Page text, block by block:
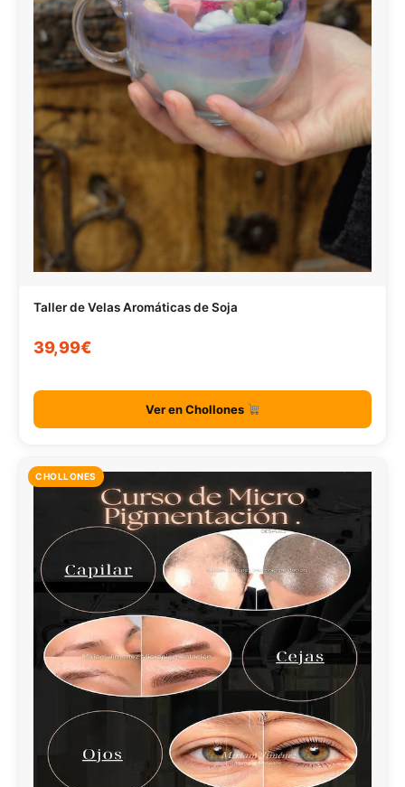
Taller de Velas Aromáticas de Soja
39,99€
Ver en Chollones
CHOLLONES